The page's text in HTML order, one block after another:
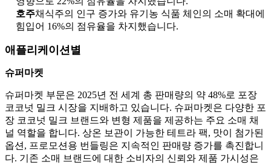
호주채식주의 인구 증가와 유기농 식품 체인의 소매 확대에
힘입어 16%의 점유율을 차지했습니다.
애플리케이션별
슈퍼마켓
슈퍼마켓 부문은 2025년 전 세계 총 판매량의 약 48%로 포장
코코넛 밀크 시장을 지배하고 있습니다. 슈퍼마켓은 다양한 포
장 코코넛 밀크 브랜드와 변형 제품을 제공하는 주요 소매 채
널 역할을 합니다. 상온 보관이 가능한 테트라 팩, 맛이 첨가된
옵션, 프로모션용 번들링은 지속적인 판매량 증가를 촉진합니
다. 기존 소매 브랜드에 대한 소비자의 신뢰와 제품 가시성은